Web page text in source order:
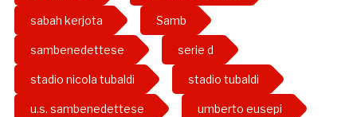
sabah kerjota Samb
sambenedettese serie d
stadio nicola tubaldi stadio tubaldi
u.s. sambenedettese umberto eusepi